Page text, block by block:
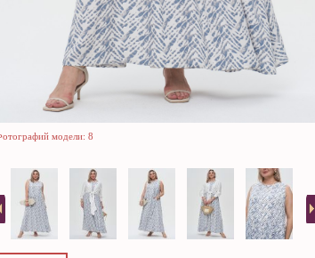
модели: 8